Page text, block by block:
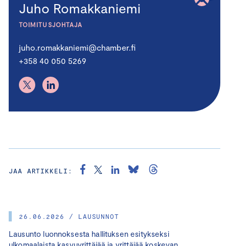
26.06.2026 / LAUSUNNOT
Lausunto luonnoksesta hallituksen esitykseksi
Juho Romakkaniemi
TOIMITUSJOHTAJA
juho.romakkaniemi@chamber.fi
+358 40 050 5269
JAA ARTIKKELI: